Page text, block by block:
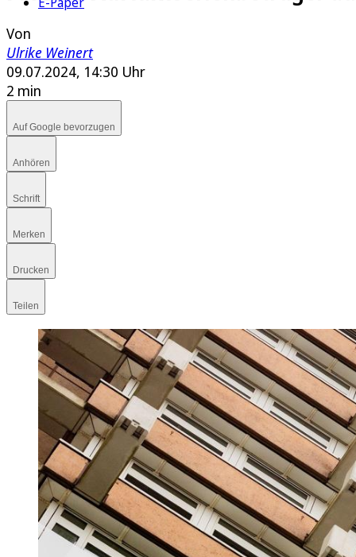
Von
Ulrike Weinert
09.07.2024, 14:30 Uhr
2 min
Auf Google bevorzugen
Anhören
Schrift
Merken
Drucken
Teilen